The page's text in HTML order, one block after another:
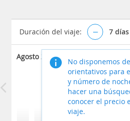
Duración del viaje: – 7 días
Agosto 2026
No disponemos
orientativos para
y número de
hacer una
conocer el precio
viaje.